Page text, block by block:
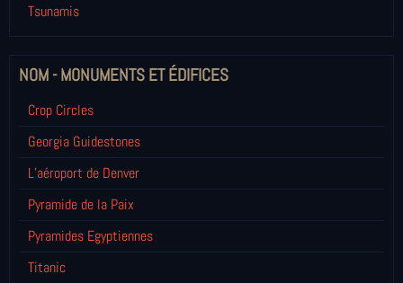
Tsunamis
NOM - MONUMENTS ET ÉDIFICES
Crop Circles
Georgia Guidestones
L’aéroport de Denver
Pyramide de la Paix
Pyramides Egyptiennes
Titanic